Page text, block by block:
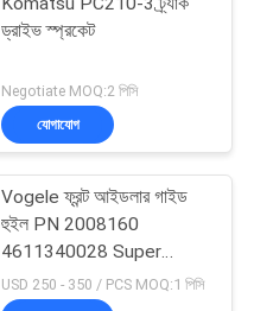
ড্রাইভ স্প্রকেট
Negotiate MOQ:2 পিসি
যোগাযোগ
Vogele ফ্রন্ট আইডলার গাইড
হুইল PN 2008160
4611340028 Super
S1800-1
USD 250 - 350 / PCS MOQ:1 পিসি